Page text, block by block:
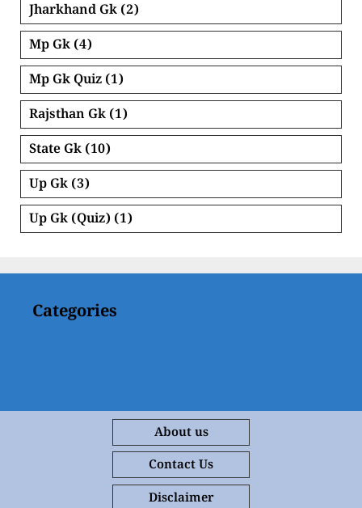
Jharkhand Gk (2)
Mp Gk (4)
Mp Gk Quiz (1)
Rajsthan Gk (1)
State Gk (10)
Up Gk (3)
Up Gk (Quiz) (1)
Categories
About us
Contact Us
Disclaimer